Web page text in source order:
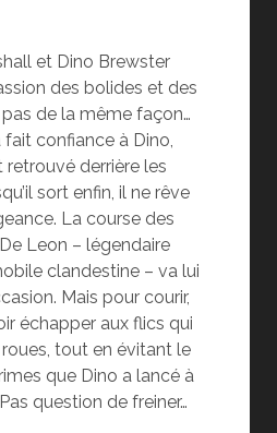
et Dino Brewster
des bolides et des
de la même façon…
fait confiance à Dino,
retrouvé derrière les
sort enfin, il ne rêve
La course des
Leon – légendaire
clandestine – va lui
Mais pour courir,
échapper aux flics qui
tout en évitant le
que Dino a lancé à
question de freiner…